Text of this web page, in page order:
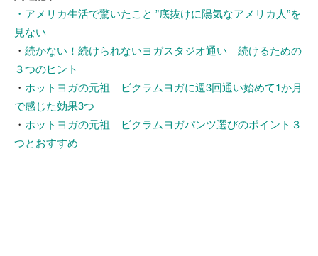
・アメリカ生活で驚いたこと ”底抜けに陽気なアメリカ人”を
見ない
・ 続かない！続けられないヨガスタジオ通い 続けるための
３つのヒント
・ ホットヨガの元祖 ビクラムヨガに週3回通い始めて1か月
で感じた効果3つ
・ ホットヨガの元祖 ビクラムヨガパンツ選びのポイント３
つとおすすめ